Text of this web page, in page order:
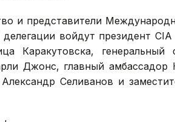
и представители
войдут президент
Каракутовска, генеральный
Джонс, главный
Селиванов и